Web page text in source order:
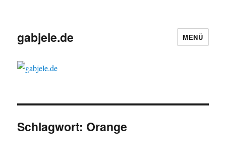
gabjele.de MENÜ
Schlagwort: Orange